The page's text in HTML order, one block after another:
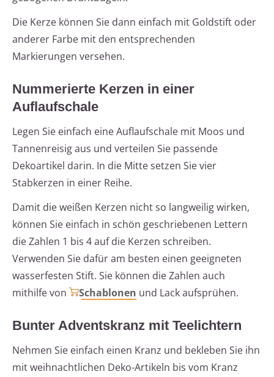
Die Kerze können Sie dann einfach mit Goldstift oder
anderer Farbe mit den entsprechenden
Markierungen versehen.
Nummerierte Kerzen in einer
Auflaufschale
Legen Sie einfach eine Auflaufschale mit Moos und
Tannenreisig aus und verteilen Sie passende
Dekoartikel darin. In die Mitte setzen Sie vier
Stabkerzen in einer Reihe.
Damit die weißen Kerzen nicht so langweilig wirken,
können Sie einfach in schön geschriebenen Lettern
die Zahlen 1 bis 4 auf die Kerzen schreiben.
Verwenden Sie dafür am besten einen geeigneten
wasserfesten Stift. Sie können die Zahlen auch
mithilfe von
Schablonen und Lack aufsprühen.
Bunter Adventskranz mit Teelichtern
Nehmen Sie einfach einen Kranz und bekleben Sie ihn
mit weihnachtlichen Deko-Artikeln bis vom Kranz